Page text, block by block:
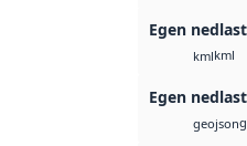
Egen
kmlkml
Egen
geojson